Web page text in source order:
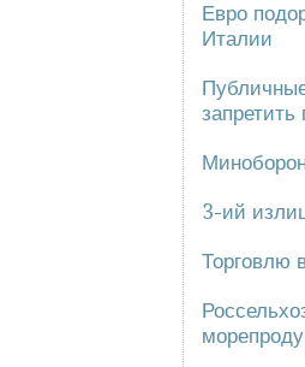
Евро
Италии
3-ий
Торговлю